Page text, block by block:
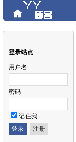
登录站点
用户名
密码
记住我